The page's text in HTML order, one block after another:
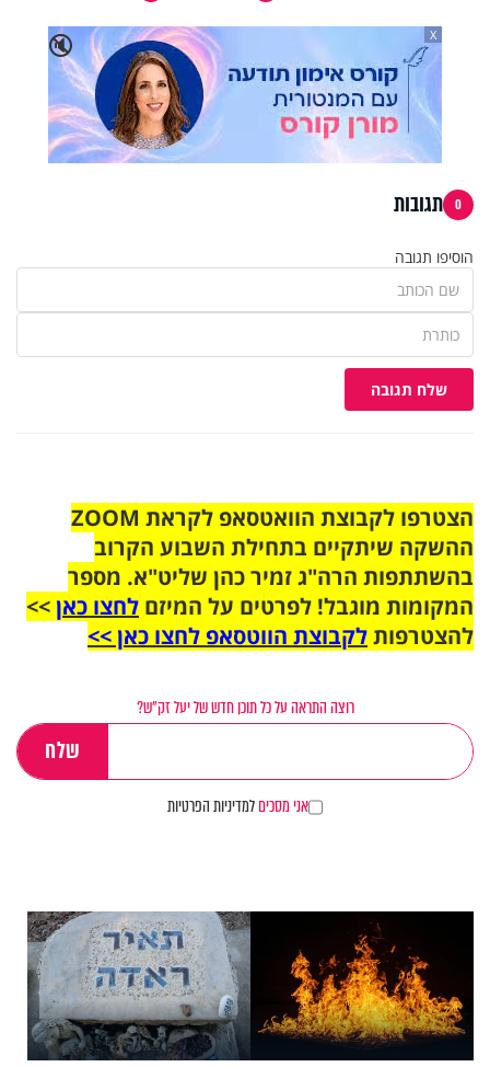
🔇
X
0 תגובות
הוסיפו תגובה
שלח תגובה
הצטרפו לקבוצת הוואטסאפ לקראת ZOOM
ההשקה שיתקיים בתחילת השבוע הקרוב
בהשתתפות הרה"ג זמיר כהן שליט"א. מספר
המקומות מוגבל! לפרטים על המיזם לחצו כאן>>
להצטרפותלקבוצת הווטסאפ לחצו כאן >>
רוצה התראה על כל תוכן חדש של יעל זק"ש?
אני מסכיםלמדיניות הפרטיות